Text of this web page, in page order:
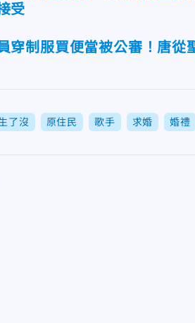
受
穿制服買便當被公審！唐從
了沒 原住民 歌手 求婚 婚禮